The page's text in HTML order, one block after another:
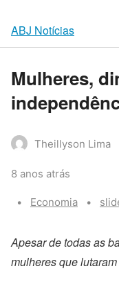
ABJ Notícias
Mulheres,
Theillyson Lima
8 anos atrás
Categories:
Economia
Apesar de todas as
mulheres que